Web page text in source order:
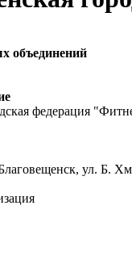
объединений
федерация
ул. Б.